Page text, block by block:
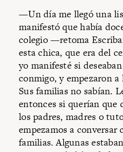
—Un día me llegó una
manifestó que había
colegio —retoma
esta chica, que era del
yo manifesté si
conmigo, y empezaron
Sus familias no sabían.
entonces si querían que
los padres, madres o
empezamos a conversar
familias. Algunas